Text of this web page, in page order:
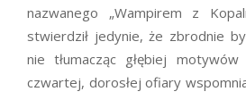
nazwanego „Wampirem z
stwierdził jedynie, że zbrodnie
nie tłumacząc głębiej motywów
czwartej, dorosłej ofiary